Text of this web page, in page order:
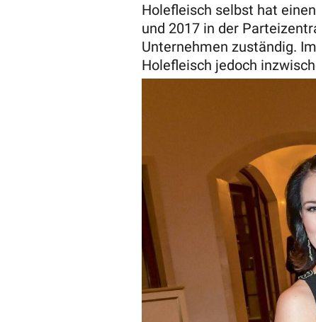
Holefleisch selbst hat
und 2017 in der
Unternehmen zuständig.
Holefleisch jedoch